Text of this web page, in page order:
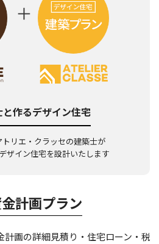
作るデザイン住宅
リエ・クラッセの建築士が
ザイン住宅を設計いたします
計画プラン
計画の詳細見積り・住宅ローン・税